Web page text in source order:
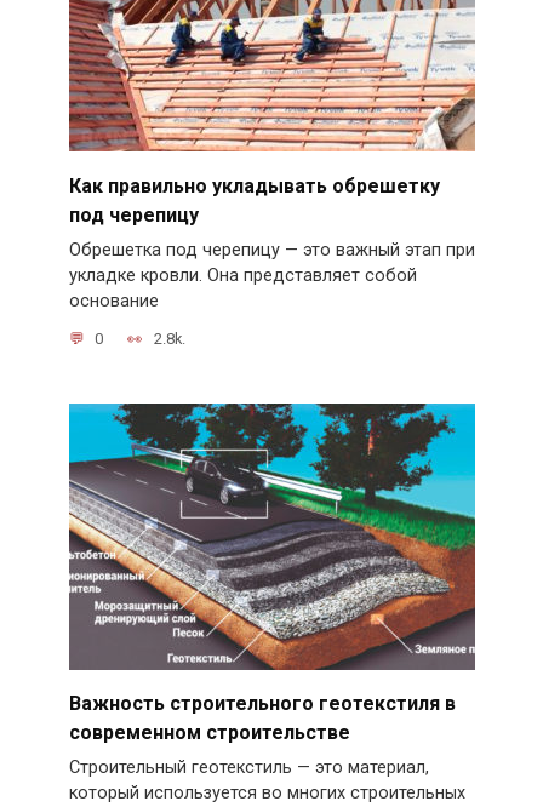
Как правильно укладывать обрешетку
под черепицу
Обрешетка под черепицу — это важный этап при
укладке кровли. Она представляет собой
основание
0 2.8k.
Важность строительного геотекстиля в
современном строительстве
Строительный геотекстиль — это материал,
который используется во многих строительных